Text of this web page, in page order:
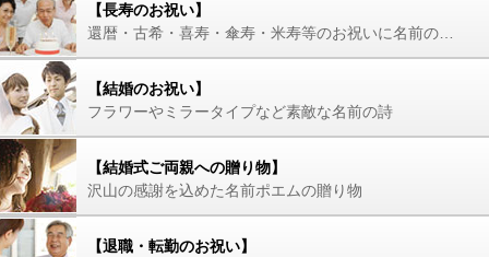
【長寿のお祝い】
【結婚のお祝い】
フラワーやミラータイプなど素敵な名前の詩
【結婚式ご両親への贈り物】
沢山の感謝を込めた名前ポエムの贈り物
【退職・転勤のお祝い】